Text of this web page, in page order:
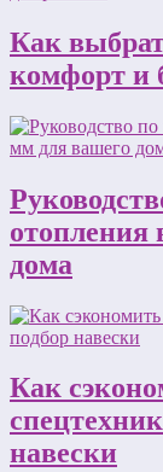
Как
комфорт и
отопления
дома
Как
навески